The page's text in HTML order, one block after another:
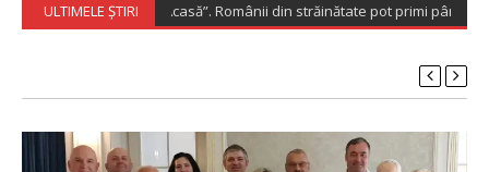
ULTIMELE ȘTIRI
Investește Acasă”. Românii din străinătate pot primi până la